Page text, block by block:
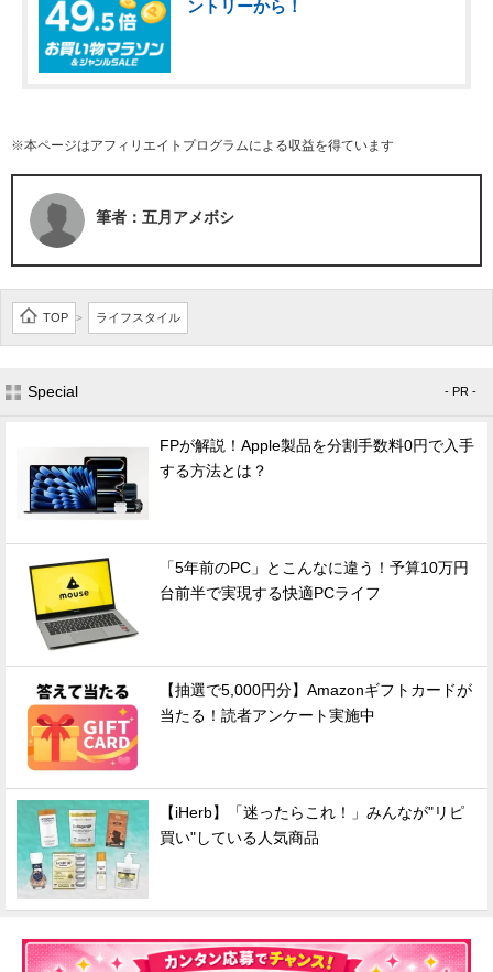
ントリーから！
※本ページはアフィリエイトプログラムによる収益を得ています
筆者：五月アメボシ
TOP > ライフスタイル
Special - PR -
FPが解説！Apple製品を分割手数料0円で入手
する方法とは？
「5年前のPC」とこんなに違う！予算10万円
台前半で実現する快適PCライフ
【抽選で5,000円分】Amazonギフトカードが
当たる！読者アンケート実施中
【iHerb】「迷ったらこれ！」みんなが"リピ
買い"している人気商品